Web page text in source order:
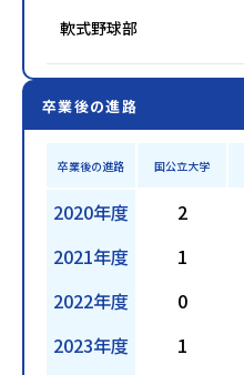
軟式野球部
卒業後の進路
卒業後の進路 国公立大学
2020年度 2
2021年度
1
2022年度
0
2023年度
1